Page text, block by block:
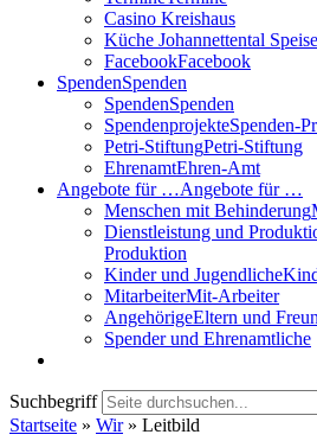
Casino Kreishaus
Küche Johannettental
FacebookFacebook
SpendenSpenden
SpendenSpenden
SpendenprojekteSpenden-
Petri-StiftungPetri-Stiftung
EhrenamtEhren-Amt
Angebote für …Angebote für …
Menschen mit Behinderung
Dienstleistung und
Produktion
Kinder und Jugendliche
MitarbeiterMit-Arbeiter
AngehörigeEltern und
Spender und Ehrenamtliche
Suchbegriff
Startseite » Wir» Leitbild